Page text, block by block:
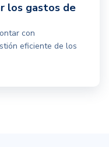
los gastos de
con
eficiente de los